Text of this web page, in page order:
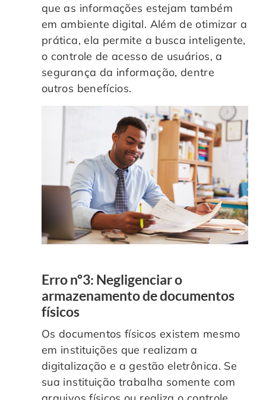
que as informações estejam também
em ambiente digital. Além de otimizar a
prática, ela permite a busca inteligente,
o controle de acesso de usuários, a
segurança da informação, dentre
outros benefícios.
Erro nº3: Negligenciar o
armazenamento de documentos
físicos
Os documentos físicos existem mesmo
em instituições que realizam a
digitalização e a gestão eletrônica. Se
sua instituição trabalha somente com